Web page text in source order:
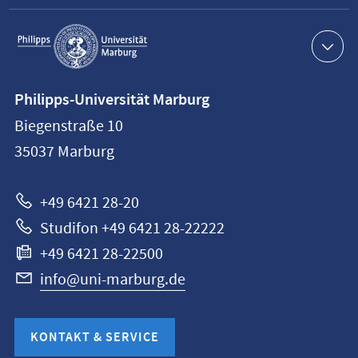
Service-
Navigation
Philipps-
Universität
Marburg
Philipps-Universität Marburg
Biegenstraße 10
35037 Marburg
+49 6421 28-20
Studifon +49 6421 28-22222
+49 6421 28-22500
info@uni-marburg.de
KONTAKT & SERVICE